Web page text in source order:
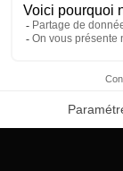
Alternative:
Évènements